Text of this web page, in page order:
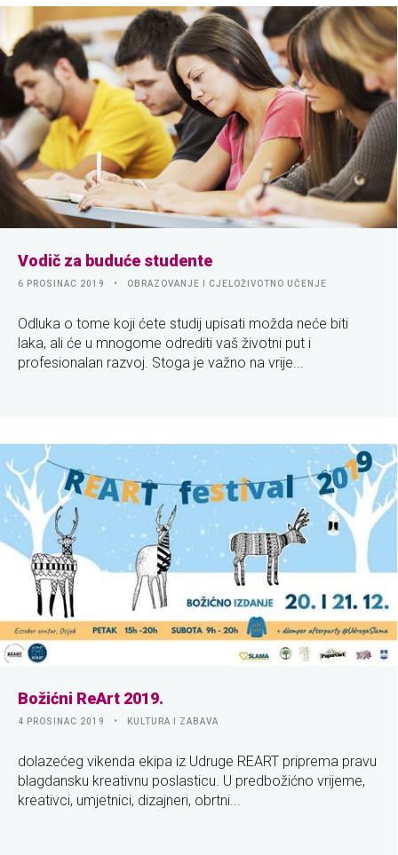
Vodič za buduće studente
6 PROSINAC 2019 OBRAZOVANJE I CJELOŽIVOTNO UČENJE
Odluka o tome koji ćete studij upisati možda neće biti
laka, ali će u mnogome odrediti vaš životni put i
profesionalan razvoj. Stoga je važno na vrije...
Božićni ReArt 2019.
4 PROSINAC 2019 KULTURA I ZABAVA
dolazećeg vikenda ekipa iz Udruge REART priprema pravu
blagdansku kreativnu poslasticu. U predbožićno vrijeme,
kreativci, umjetnici, dizajneri, obrtni...